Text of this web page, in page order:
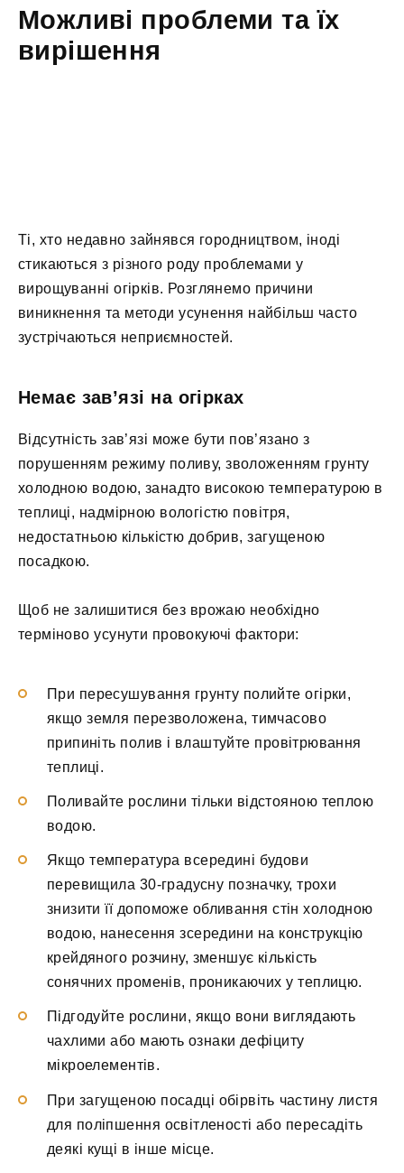
Можливі проблеми та їх
вирішення
Ті, хто недавно зайнявся городництвом, іноді
стикаються з різного роду проблемами у
вирощуванні огірків. Розглянемо причини
виникнення та методи усунення найбільш часто
зустрічаються неприємностей.
Немає зав’язі на огірках
Відсутність зав’язі може бути пов’язано з
порушенням режиму поливу, зволоженням грунту
холодною водою, занадто високою температурою в
теплиці, надмірною вологістю повітря,
недостатньою кількістю добрив, загущеною
посадкою.
Щоб не залишитися без врожаю необхідно
терміново усунути провокуючі фактори:
При пересушування грунту полийте огірки,
якщо земля перезволожена, тимчасово
припиніть полив і влаштуйте провітрювання
теплиці.
Поливайте рослини тільки відстояною теплою
водою.
Якщо температура всередині будови
перевищила 30-градусну позначку, трохи
знизити її допоможе обливання стін холодною
водою, нанесення зсередини на конструкцію
крейдяного розчину, зменшує кількість
сонячних променів, проникаючих у теплицю.
Підгодуйте рослини, якщо вони виглядають
чахлими або мають ознаки дефіциту
мікроелементів.
При загущеною посадці обірвіть частину листя
для поліпшення освітленості або пересадіть
деякі кущі в інше місце.